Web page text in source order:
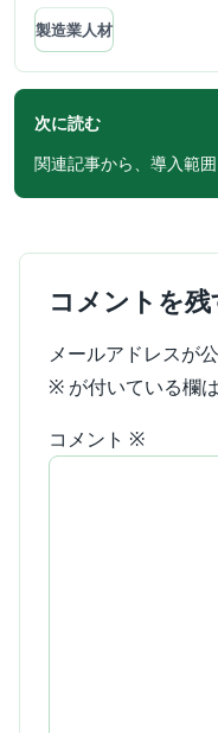
製造業人材
次に読む
関連記事から、導入範
コメントを残
メールアドレスが
※ が付いている欄
コメント ※